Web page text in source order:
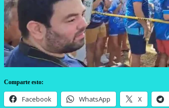
Comparte esto:
Facebook WhatsApp X